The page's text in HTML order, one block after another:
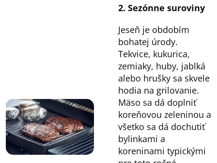
2. Sezónne suroviny
Jeseň je obdobím
bohatej úrody.
Tekvice, kukurica,
zemiaky, huby, jablká
alebo hrušky sa skvele
hodia na grilovanie.
Mäso sa dá doplniť
koreňovou zeleninou a
všetko sa dá dochutiť
bylinkami a
koreninami typickými